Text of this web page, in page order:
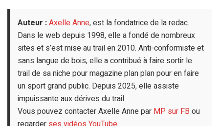
Auteur :Axelle Anne, est la fondatrice de la redac.
Dans le web depuis 1998, elle a fondé de nombreux
sites et s’est mise au trail en 2010. Anti-conformiste et
sans langue de bois, elle a contribué à faire sortir le
trail de sa niche pour magazine plan plan pour en faire
un sport grand public. Depuis 2025, elle assiste
impuissante aux dérives du trail.
Vous pouvez contacter Axelle Anne par MP sur FB ou